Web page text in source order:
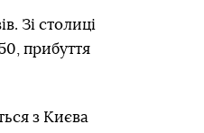
Зі столиці
прибуття
з Києва